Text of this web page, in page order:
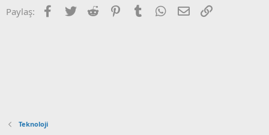
Paylaş: Facebook
Twitter Reddit PinterestTumblr WhatsApp
E-posta
Teknoloji